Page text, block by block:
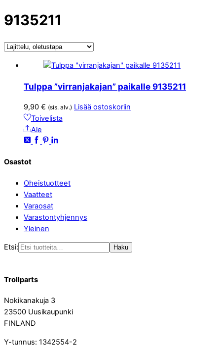
9135211
Tulppa ”virranjakajan” paikalle 9135211
9,90 € (sis. alv.) Lisää ostoskoriin
Toivelista
Ale
Osastot
Oheistuotteet
Vaatteet
Varaosat
Varastontyhjennys
Yleinen
Etsi: Haku
Trollparts
Nokikanakuja 3
23500 Uusikaupunki
FINLAND
Y-tunnus: 1342554-2